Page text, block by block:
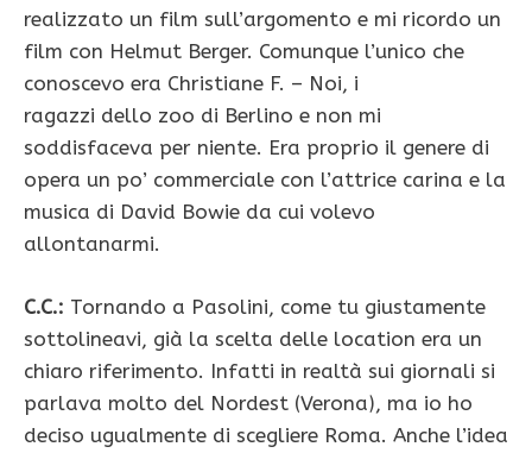
realizzato un film sull’argomento e mi ricordo un
film con Helmut Berger. Comunque l’unico che
conoscevo era Christiane F. – Noi, i
ragazzi dello zoo di Berlino e non mi
soddisfaceva per niente. Era proprio il genere di
opera un po’ commerciale con l’attrice carina e la
musica di David Bowie da cui volevo
allontanarmi.
C.C.: Tornando a Pasolini, come tu giustamente
sottolineavi, già la scelta delle location era un
chiaro riferimento. Infatti in realtà sui giornali si
parlava molto del Nordest (Verona), ma io ho
deciso ugualmente di scegliere Roma. Anche l’idea